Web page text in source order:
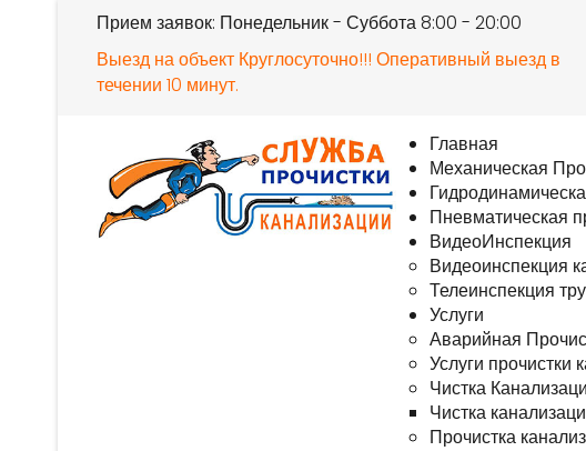
Прием заявок: Понедельник - Суббота 8:00 - 20:00
Выезд на объект Круглосуточно!!! Оперативный выезд в
течении 10 минут.
Главная
Механическая
Пневматическая
ВидеоИнспекция
Видеоинспекция
Телеинспекция
Услуги
Аварийная
Услуги прочистки
Чистка
Чистка
Прочистка